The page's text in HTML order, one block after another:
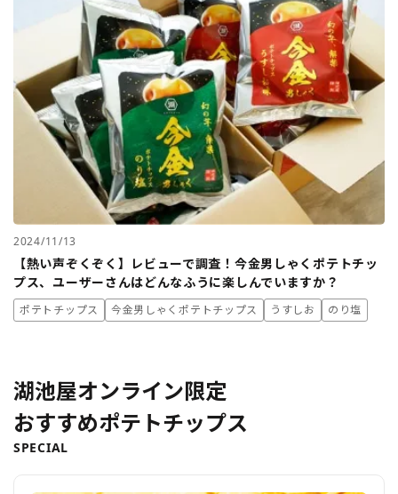
2024/11/13
【熱い声ぞくぞく】レビューで調査！今金男しゃくポテトチッ
プス、ユーザーさんはどんなふうに楽しんでいますか？
ポテトチップス 今金男しゃくポテトチップス うすしお のり塩
湖池屋オンライン限定
おすすめポテトチップス
SPECIAL